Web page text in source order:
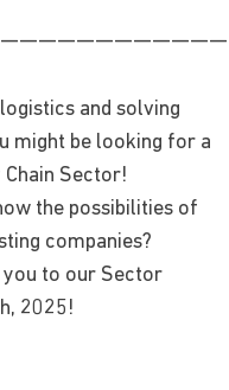
and solving
might be looking for a
Sector!
the possibilities of
companies?
you to our Sector
2025!